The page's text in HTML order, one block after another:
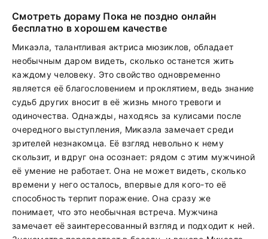
Смотреть дораму Пока не поздно онлайн
бесплатно в хорошем качестве
Микаэла, талантливая актриса мюзиклов, обладает
необычным даром видеть, сколько останется жить
каждому человеку. Это свойство одновременно
является её благословением и проклятием, ведь знание
судьб других вносит в её жизнь много тревоги и
одиночества. Однажды, находясь за кулисами после
очередного выступления, Микаэла замечает среди
зрителей незнакомца. Её взгляд невольно к нему
скользит, и вдруг она осознает: рядом с этим мужчиной
её умение не работает. Она не может видеть, сколько
времени у него осталось, впервые для кого-то её
способность терпит поражение. Она сразу же
понимает, что это необычная встреча. Мужчина
замечает её заинтересованный взгляд и подходит к ней.